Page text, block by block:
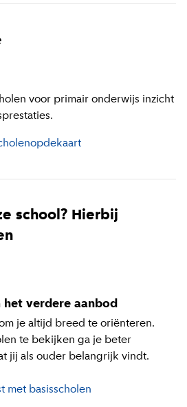
voor primair onderwijs inzicht
school? Hierbij
het verdere aanbod
je altijd breed te oriënteren.
te bekijken ga je beter
jij als ouder belangrijk vindt.
met basisscholen